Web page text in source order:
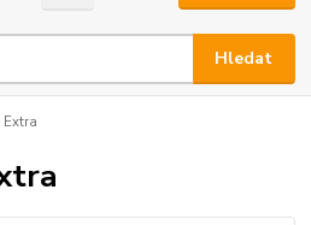
Hledat